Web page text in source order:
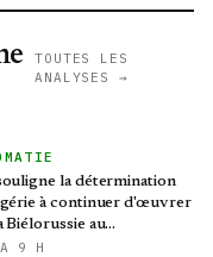
TOUTES LES
ANALYSES →
la détermination
à continuer d'œuvrer
Biélorussie au
des relations
9 H